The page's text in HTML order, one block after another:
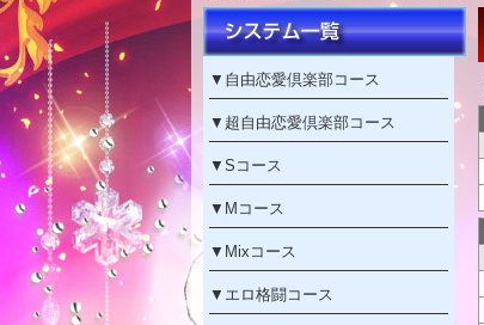
▼ 自由恋愛倶楽部コース
▼ 超自由恋愛倶楽部コース
▼ Sコース
▼ Mコース
▼ Mixコース
▼ エロ格闘コース